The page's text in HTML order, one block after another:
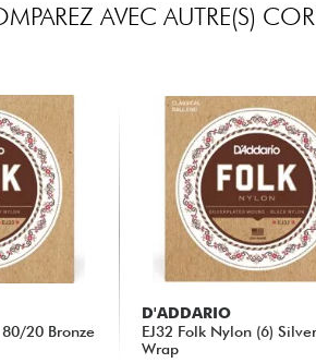
AVEC AUTRE(S)
20 Bronze
D'ADDARIO
EJ32 Folk Nylon (6)
Wrap